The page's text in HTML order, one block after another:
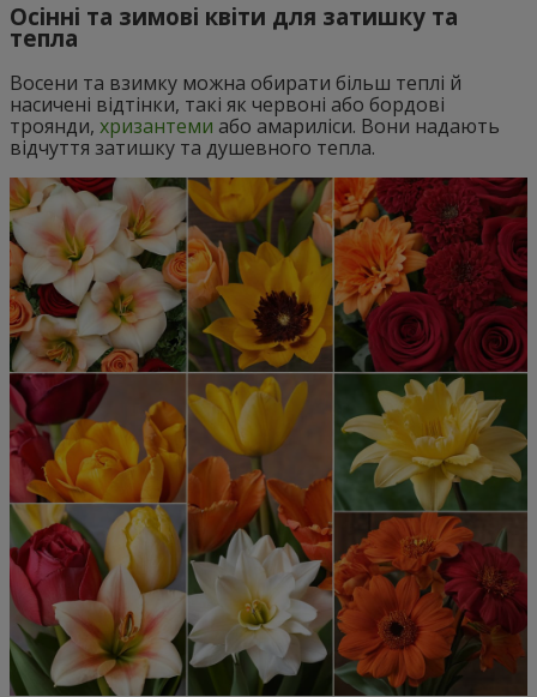
Осінні та зимові квіти для затишку та
тепла
Восени та взимку можна обирати більш теплі й
насичені відтінки, такі як червоні або бордові
троянди, хризантеми або амариліси. Вони надають
відчуття затишку та душевного тепла.